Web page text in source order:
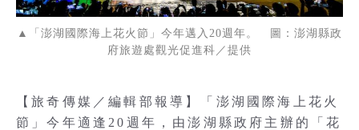
▲「澎湖國際海上花火節」今年邁入20週年。 圖：澎湖縣政
府旅遊處觀光促進科／提供
【旅奇傳媒／編輯部報導】「澎湖國際海上花火
節」今年適逢20週年，由澎湖縣政府主辦的「花